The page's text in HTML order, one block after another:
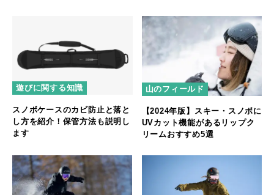
遊びに関する知識
スノボケースのカビ防止と落と
し方を紹介！保管方法も説明し
ます
山のフィールド
【2024年版】スキー・スノボに
UVカット機能があるリップク
リームおすすめ5選